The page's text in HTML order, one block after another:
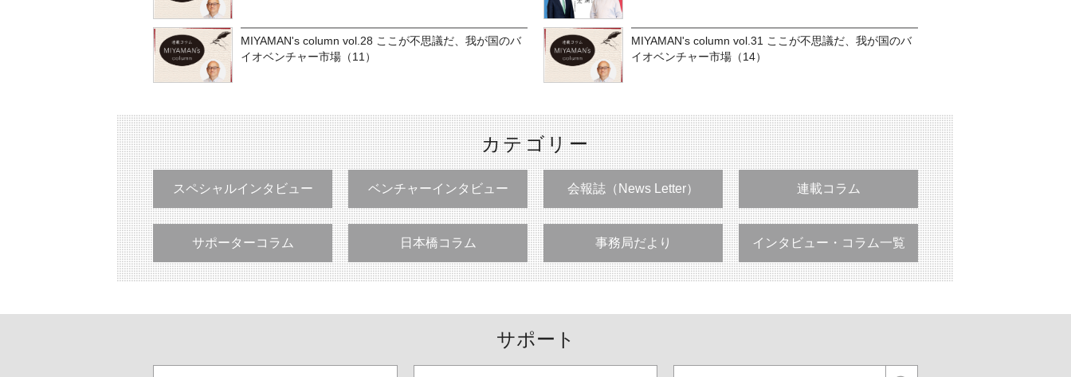
MIYAMAN's column vol.28 ここが不思議だ、我が国のバ
イオベンチャー市場（11）
MIYAMAN's column vol.31 ここが不思議だ、我が国のバ
イオベンチャー市場（14）
カテゴリー
スペシャルインタビュー ベンチャーインタビュー 会報誌（News Letter） 連載コラム
サポーターコラム 日本橋コラム 事務局だより インタビュー・コラム一覧
サポート